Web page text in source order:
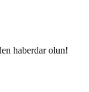
haberdar olun!